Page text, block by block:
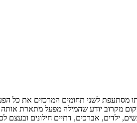
מסתעפת לשני תחומים המרכזים את כל
מקרוב יודע שהמילה מפעל מתארת
ילדים, אברכים, דתיים חילונים ובעצם